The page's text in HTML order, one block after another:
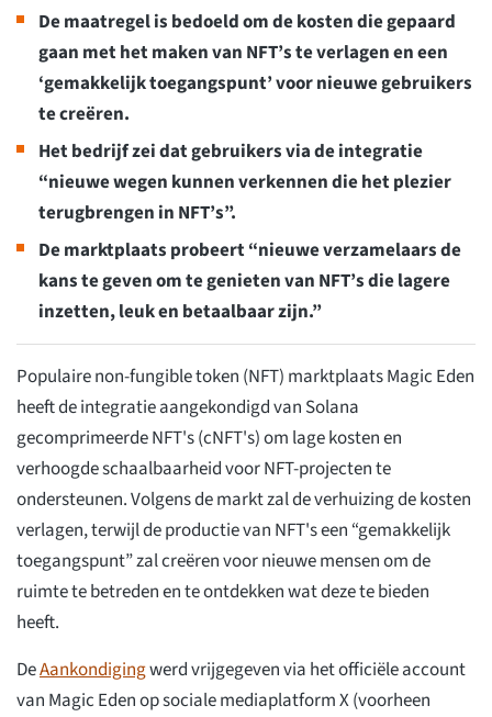
De maatregel is bedoeld om de kosten die gepaard
gaan met het maken van NFT’s te verlagen en een
‘gemakkelijk toegangspunt’ voor nieuwe gebruikers
te creëren.
Het bedrijf zei dat gebruikers via de integratie
“nieuwe wegen kunnen verkennen die het plezier
terugbrengen in NFT’s”.
De marktplaats probeert “nieuwe verzamelaars de
kans te geven om te genieten van NFT’s die lagere
inzetten, leuk en betaalbaar zijn.”
Populaire non-fungible token (NFT) marktplaats Magic Eden
heeft de integratie aangekondigd van Solana
gecomprimeerde NFT's (cNFT's) om lage kosten en
verhoogde schaalbaarheid voor NFT-projecten te
ondersteunen. Volgens de markt zal de verhuizing de kosten
verlagen, terwijl de productie van NFT's een “gemakkelijk
toegangspunt” zal creëren voor nieuwe mensen om de
ruimte te betreden en te ontdekken wat deze te bieden
heeft.
DeAankondigingwerd vrijgegeven via het officiële account
van Magic Eden op sociale mediaplatform X (voorheen